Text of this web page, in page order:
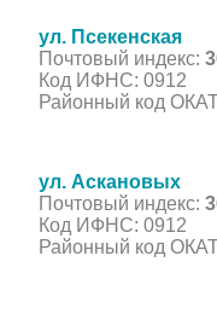
ул. Псекенская
Почтовый индекс:
Код ИФНС: 0912
Районный код
ул. Аскановых
Почтовый индекс:
Код ИФНС: 0912
Районный код